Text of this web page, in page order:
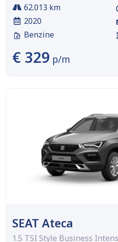
62.013 km
2020
Benzine
€ 329 p/m
SEAT Ateca
1.5 TSI Style Business